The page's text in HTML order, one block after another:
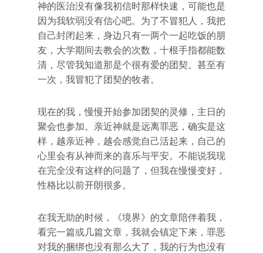
神的医治没有像我初信时那样快速，可能也是
因为我软弱没有信心吧。为了不冒犯人，我把
自己封闭起来，身边只有一两个一起吃饭的朋
友，大学期间去教会的次数，十根手指都能数
清，尽管我知道那是个很有爱的团契。甚至有
一次，我冒犯了团契的牧者。
现在的我，慢慢开始参加团契的灵修，主日的
聚会也参加。亲近神就是远离罪恶，确实是这
样，越亲近神，越会感觉自己活起来，自己的
心里会有从神而来的喜乐与平安。不能说我现
在完全没有这样的问题了，但我在慢慢变好，
性格比以前开朗很多。
在我无助的时候，《境界》的文章陪伴着我，
看完一篇或几篇文章，我就会镇定下来，罪恶
对我的捆绑也没有那么大了，我的行为也没有